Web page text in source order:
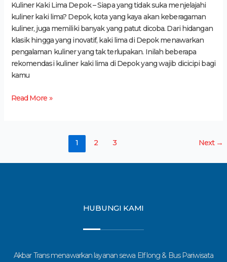
Kuliner Kaki Lima Depok – Siapa yang tidak suka menjelajahi
kuliner kaki lima? Depok, kota yang kaya akan keberagaman
kuliner, juga memiliki banyak yang patut dicoba. Dari hidangan
klasik hingga yang inovatif, kaki lima di Depok menawarkan
pengalaman kuliner yang tak terlupakan. Inilah beberapa
rekomendasi kuliner kaki lima di Depok yang wajib dicicipi bagi
kamu
Read More »
1 2 3 Next →
HUBUNGI KAMI
Akbar Trans menawarkan layanan sewa Elf long & Bus Pariwisata